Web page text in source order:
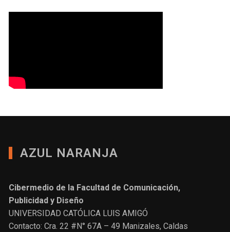
AZUL NARANJA
Cibermedio de la Facultad de Comunicación,
Publicidad y Diseño
UNIVERSIDAD CATÓLICA LUIS AMIGÓ
Contacto: Cra. 22 #N° 67A – 49 Manizales, Caldas